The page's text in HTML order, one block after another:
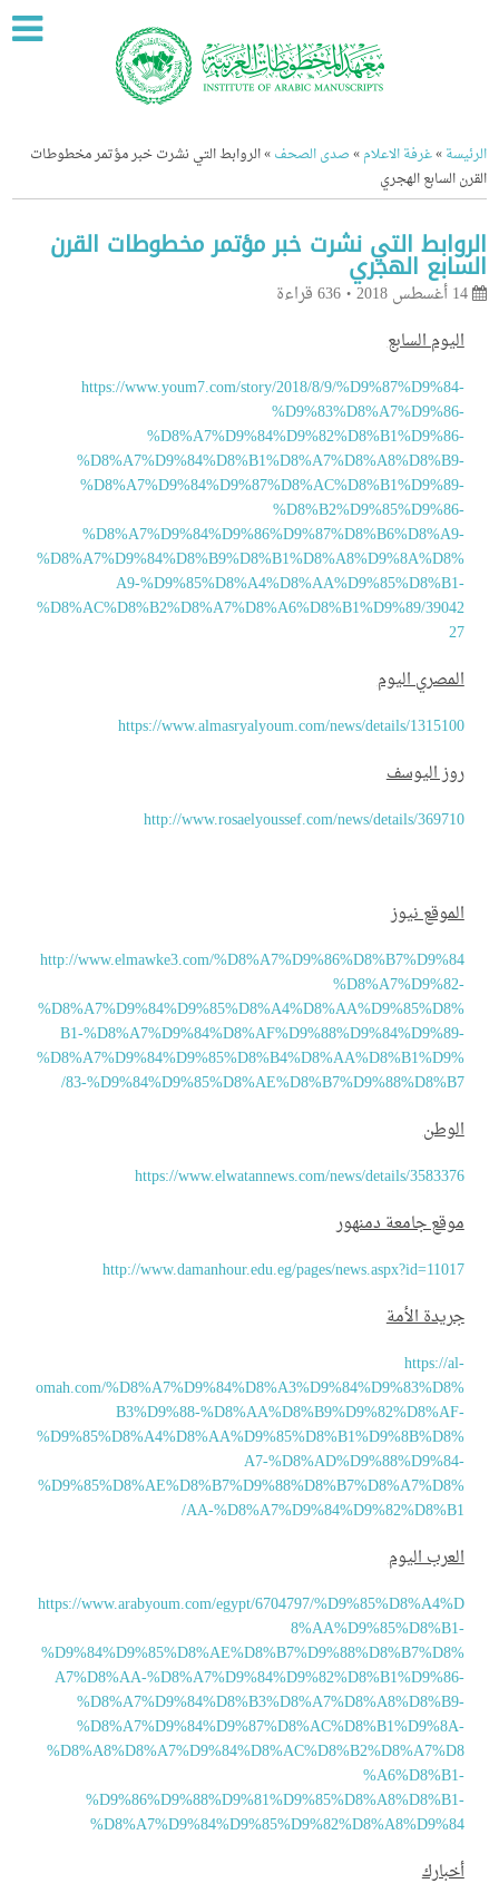
»غرفة الاعلام»صدى الصحف»الروابط التي نشرت خبر مؤتمر مخطوطات
الهجري
التي نشرت خبر مؤتمر مخطوطات القرن
الهجري
636 قراءة
السابع
https://www.youm7.com/story/2018/8/9/
A9-
%D8%AC%D8%B2%D8%A7%D8%A6%D8%B1%D9%89/
اليوم
https://www.almasryalyoum.com/news/details/
اليوسف
http://www.rosaelyoussef.com/news/details/
نيوز
http://www.elmawke3.com/
B1-
83-
https://www.elwatannews.com/news/details/
جامعة دمنهور
http://www.damanhour.edu.eg/pages/
الأمة
https://
omah.com/
B3%D9%88-
A7-
AA-
اليوم
https://www.arabyoum.com/egypt/6704797/
A7%D8%AA-